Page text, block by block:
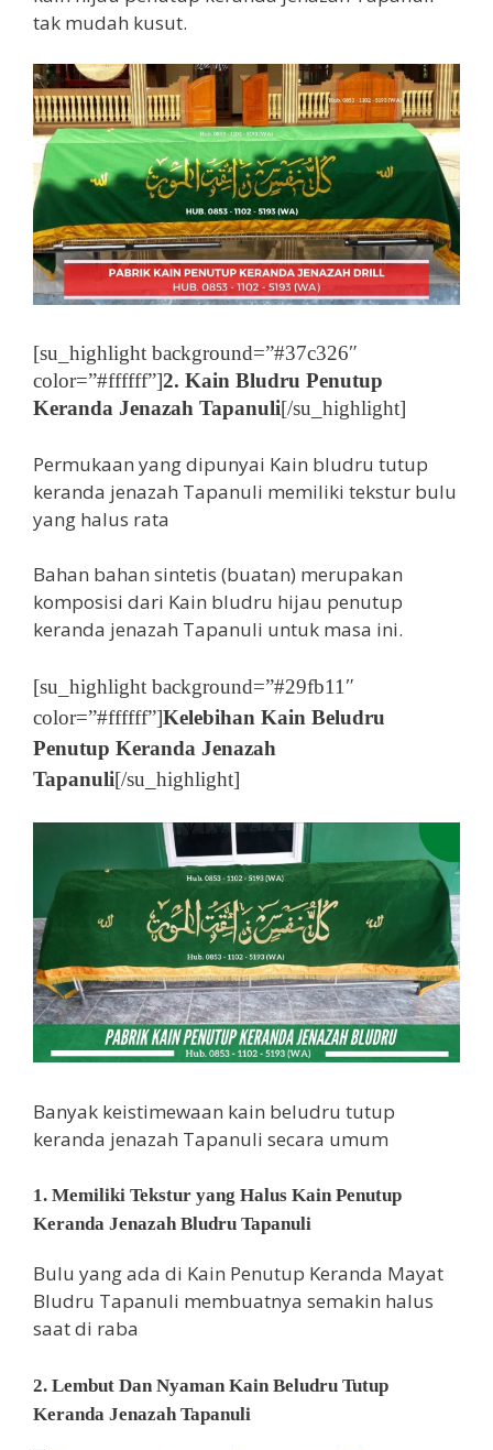
tak mudah kusut.
[su_highlight background=”#37c326″
color=”#ffffff”]2. Kain Bludru Penutup
Keranda Jenazah Tapanuli[/su_highlight]
Permukaan yang dipunyai Kain bludru tutup
keranda jenazah Tapanuli memiliki tekstur bulu
yang halus rata
Bahan bahan sintetis (buatan) merupakan
komposisi dari Kain bludru hijau penutup
keranda jenazah Tapanuli untuk masa ini.
[su_highlight background=”#29fb11″
color=”#ffffff”]Kelebihan Kain Beludru
Penutup Keranda Jenazah
Tapanuli[/su_highlight]
Banyak keistimewaan kain beludru tutup
keranda jenazah Tapanuli secara umum
1. Memiliki Tekstur yang Halus Kain Penutup
Keranda Jenazah Bludru Tapanuli
Bulu yang ada di Kain Penutup Keranda Mayat
Bludru Tapanuli membuatnya semakin halus
saat di raba
2. Lembut Dan Nyaman Kain Beludru Tutup
Keranda Jenazah Tapanuli